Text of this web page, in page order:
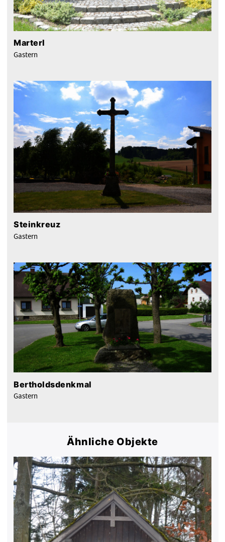
Marterl
Gastern
Steinkreuz
Gastern
Bertholdsdenkmal
Gastern
Ähnliche Objekte